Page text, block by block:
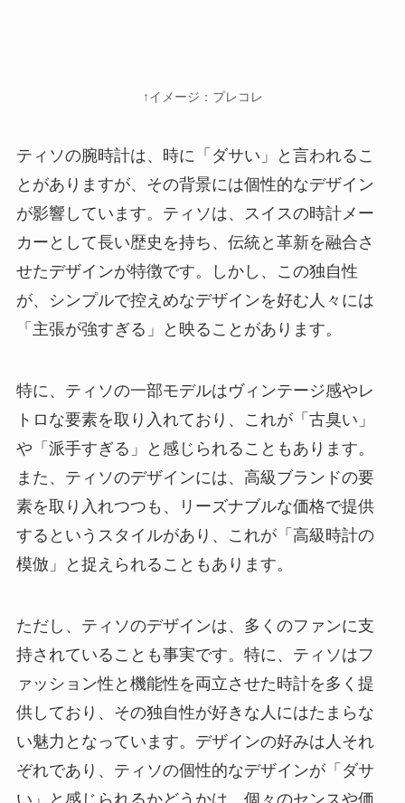
↑イメージ：プレコレ
ティソの腕時計は、時に「ダサい」と言われるこ
とがありますが、その背景には個性的なデザイン
が影響しています。ティソは、スイスの時計メー
カーとして長い歴史を持ち、伝統と革新を融合さ
せたデザインが特徴です。しかし、この独自性
が、シンプルで控えめなデザインを好む人々には
「主張が強すぎる」と映ることがあります。
特に、ティソの一部モデルはヴィンテージ感やレ
トロな要素を取り入れており、これが「古臭い」
や「派手すぎる」と感じられることもあります。
また、ティソのデザインには、高級ブランドの要
素を取り入れつつも、リーズナブルな価格で提供
するというスタイルがあり、これが「高級時計の
模倣」と捉えられることもあります。
ただし、ティソのデザインは、多くのファンに支
持されていることも事実です。特に、ティソはフ
ァッション性と機能性を両立させた時計を多く提
供しており、その独自性が好きな人にはたまらな
い魅力となっています。デザインの好みは人それ
ぞれであり、ティソの個性的なデザインが「ダサ
い」と感じられるかどうかは、個々のセンスや価